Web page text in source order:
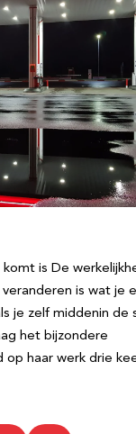
is De
is wat je
je zelf middenin de
het bijzondere
op haar werk drie